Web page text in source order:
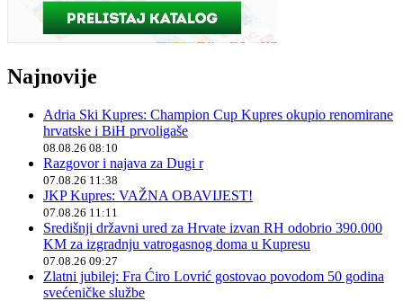
Najnovije
Adria Ski Kupres: Champion Cup Kupres okupio renomirane
hrvatske i BiH prvoligaše
08.08.26 08:10
Razgovor i najava za Dugi r
07.08.26 11:38
JKP Kupres: VAŽNA OBAVIJEST!
07.08.26 11:11
Središnji državni ured za Hrvate izvan RH odobrio 390.000
KM za izgradnju vatrogasnog doma u Kupresu
07.08.26 09:27
Zlatni jubilej: Fra Ćiro Lovrić gostovao povodom 50 godina
svećeničke službe